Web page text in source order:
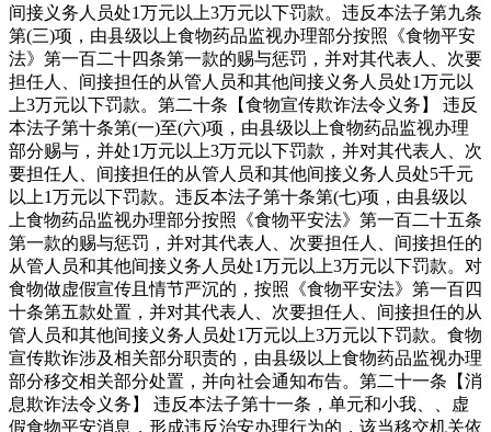
间接义务人员处1万元以上3万元以下罚款。违反本法子第九条
第(三)项，由县级以上食物药品监视办理部分按照《食物平安
法》第一百二十四条第一款的赐与惩罚，并对其代表人、次要
担任人、间接担任的从管人员和其他间接义务人员处1万元以
上3万元以下罚款。第二十条【食物宣传欺诈法令义务】 违反
本法子第十条第(一)至(六)项，由县级以上食物药品监视办理
部分赐与，并处1万元以上3万元以下罚款，并对其代表人、次
要担任人、间接担任的从管人员和其他间接义务人员处5千元
以上1万元以下罚款。违反本法子第十条第(七)项，由县级以
上食物药品监视办理部分按照《食物平安法》第一百二十五条
第一款的赐与惩罚，并对其代表人、次要担任人、间接担任的
从管人员和其他间接义务人员处1万元以上3万元以下罚款。对
食物做虚假宣传且情节严沉的，按照《食物平安法》第一百四
十条第五款处置，并对其代表人、次要担任人、间接担任的从
管人员和其他间接义务人员处1万元以上3万元以下罚款。食物
宣传欺诈涉及相关部分职责的，由县级以上食物药品监视办理
部分移交相关部分处置，并向社会通知布告。第二十一条【消
息欺诈法令义务】 违反本法子第十一条，单元和小我、、虚
假食物平安消息，形成违反治安办理行为的，该当移交机关依